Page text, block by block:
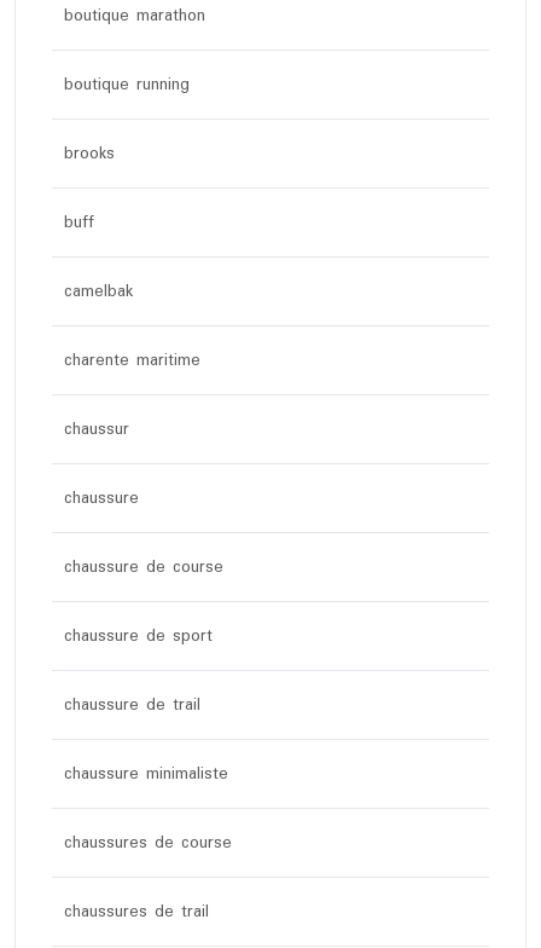
boutique marathon
boutique running
brooks
buff
camelbak
charente maritime
chaussur
chaussure
chaussure de course
chaussure de sport
chaussure de trail
chaussure minimaliste
chaussures de course
chaussures de trail